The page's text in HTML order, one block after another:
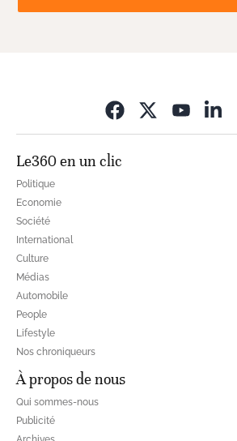
Le360 en un clic
Politique
Economie
Société
International
Culture
Médias
Automobile
People
Lifestyle
Nos chroniqueurs
À propos de nous
Qui sommes-nous
Publicité